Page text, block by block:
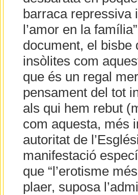
barraca repressiva
l’amor en la
document, el bisbe
insòlites com
que és un regal
pensament del tot
als qui hem rebut
com aquesta, més
autoritat de
manifestació
que “l’erotisme
plaer, suposa